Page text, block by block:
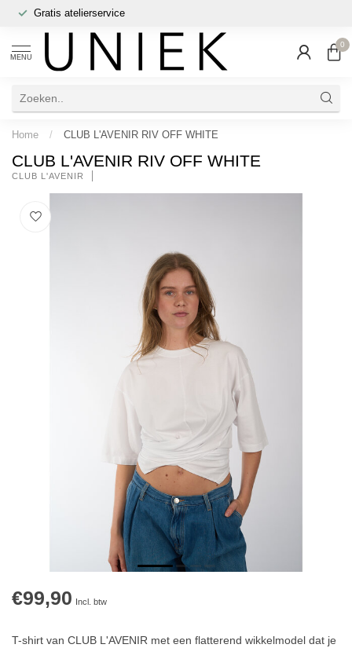
Gratis atelierservice
MENU
0
Home / CLUB L'AVENIR RIV OFF WHITE
CLUB L'AVENIR RIV OFF WHITE
CLUB L'AVENIR
€99,90 Incl. btw
T-shirt van CLUB L'AVENIR met een flatterend wikkelmodel dat je